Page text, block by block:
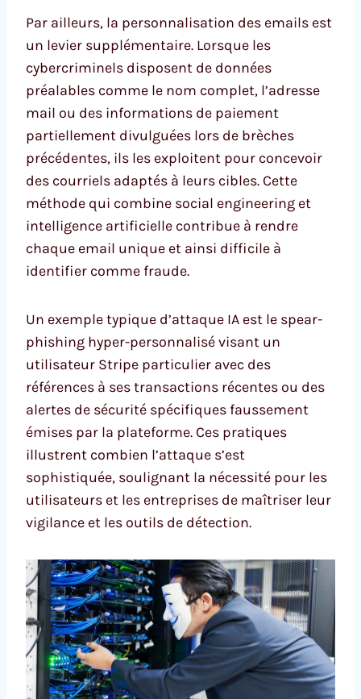
Par ailleurs, la personnalisation des emails est
un levier supplémentaire. Lorsque les
cybercriminels disposent de données
préalables comme le nom complet, l’adresse
mail ou des informations de paiement
partiellement divulguées lors de brèches
précédentes, ils les exploitent pour concevoir
des courriels adaptés à leurs cibles. Cette
méthode qui combine social engineering et
intelligence artificielle contribue à rendre
chaque email unique et ainsi difficile à
identifier comme fraude.
Un exemple typique d’attaque IA est le spear-
phishing hyper-personnalisé visant un
utilisateur Stripe particulier avec des
références à ses transactions récentes ou des
alertes de sécurité spécifiques faussement
émises par la plateforme. Ces pratiques
illustrent combien l’attaque s’est
sophistiquée, soulignant la nécessité pour les
utilisateurs et les entreprises de maîtriser leur
vigilance et les outils de détection.